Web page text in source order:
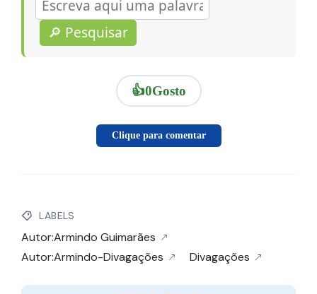
🔎 Pesquisar
👍0Gosto
Clique para comentar
LABELS
Autor:Armindo Guimarães
Autor:Armindo-Divagações
Divagações